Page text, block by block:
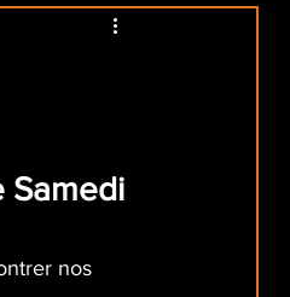
Samedi
nos